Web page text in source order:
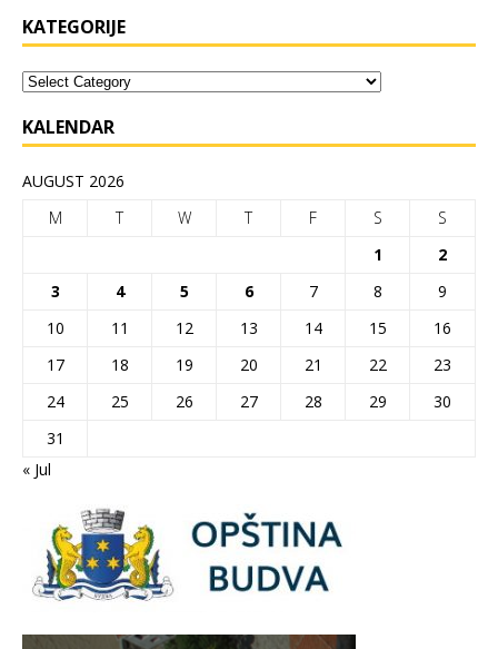
KATEGORIJE
KALENDAR
AUGUST 2026
M
T W T F S
S
1
2
3
4 5 6 7 8
9
10
11 12 13 14 15
16
17
18 19 20 21 22
23
24
25 26 27 28 29
30
31
« Jul